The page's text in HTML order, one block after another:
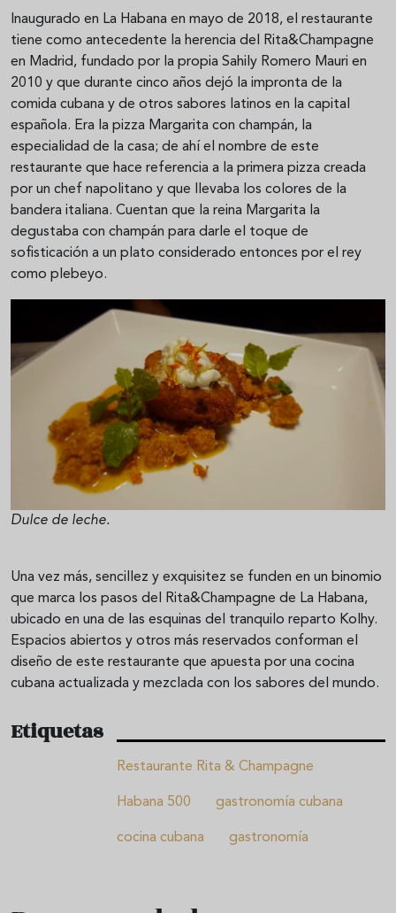
Inaugurado en La Habana en mayo de 2018, el restaurante
tiene como antecedente la herencia del Rita&Champagne
en Madrid, fundado por la propia Sahily Romero Mauri en
2010 y que durante cinco años dejó la impronta de la
comida cubana y de otros sabores latinos en la capital
española. Era la pizza Margarita con champán, la
especialidad de la casa; de ahí el nombre de este
restaurante que hace referencia a la primera pizza creada
por un chef napolitano y que llevaba los colores de la
bandera italiana. Cuentan que la reina Margarita la
degustaba con champán para darle el toque de
sofisticación a un plato considerado entonces por el rey
como plebeyo.
Dulce de leche.
Una vez más, sencillez y exquisitez se funden en un binomio
que marca los pasos del Rita&Champagne de La Habana,
ubicado en una de las esquinas del tranquilo reparto Kolhy.
Espacios abiertos y otros más reservados conforman el
diseño de este restaurante que apuesta por una cocina
cubana actualizada y mezclada con los sabores del mundo.
Etiquetas
Restaurante Rita & Champagne
Habana 500 gastronomía cubana
cocina cubana gastronomía